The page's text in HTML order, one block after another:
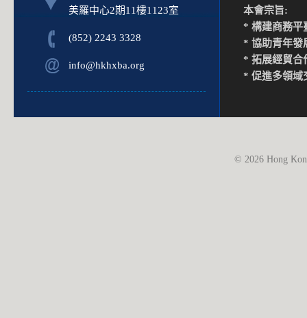
美羅中心2期11樓1123室
(852) 2243 3328
info@hkhxba.org
本會宗旨:
* 構建商務平
* 協助青年發
* 拓展經貿合
* 促進多領域
© 2026 Hong